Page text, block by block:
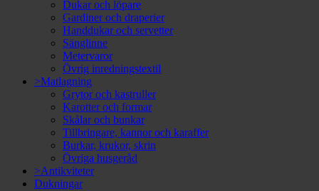
Dukar och löpare
Gardiner och draperier
Handdukar och servetter
Sänglinne
Metervaror
Övrig inredningstextil
>Matlagning
Grytor och kastruller
Karotter och formar
Skålar och bunkar
Tillbringare, kannor och karaffer
Burkar, krukor, skrin
Övriga husgeråd
>Antikviteter
Dukningar